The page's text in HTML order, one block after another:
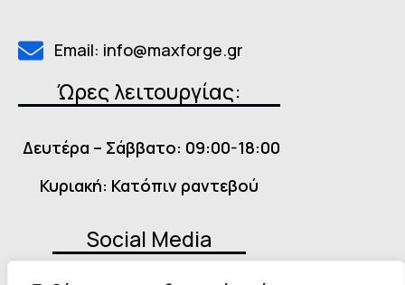
Email: info@maxforge.gr
Ώρες λειτουργίας:
Δευτέρα – Σάββατο: 09:00-18:00
Κυριακή: Κατόπιν ραντεβού
Social Media